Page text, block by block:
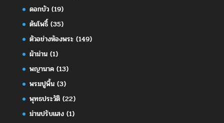
ดอกบัว(19)
ต้นโพธิ์(35)
ตัวอย่างห้องพระ(149)
ผ้าม่าน(1)
พญานาค(13)
พรมปูพื้น(3)
พุทธประวัติ(22)
ม่านปรับแสง(1)